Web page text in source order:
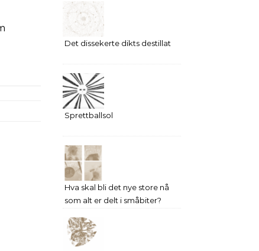
Det dissekerte dikts destillat
Sprettballsol
Hva skal bli det nye store nå
som alt er delt i småbiter?